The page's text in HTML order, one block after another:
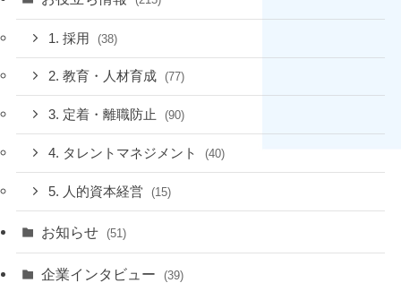
1. 採用 (38)
2. 教育・人材育成 (77)
3. 定着・離職防止 (90)
4. タレントマネジメント (40)
5. 人的資本経営 (15)
お知らせ (51)
企業インタビュー (39)